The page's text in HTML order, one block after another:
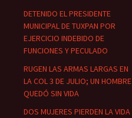
DETENIDO EL PRESIDENTE
MUNICIPAL DE TUXPAN POR
EJERCICIO INDEBIDO DE
FUNCIONES Y PECULADO
RUGEN LAS ARMAS LARGAS EN
LA COL 3 DE JULIO; UN HOMBRE
QUEDÓ SIN VIDA
DOS MUJERES PIERDEN LA VIDA